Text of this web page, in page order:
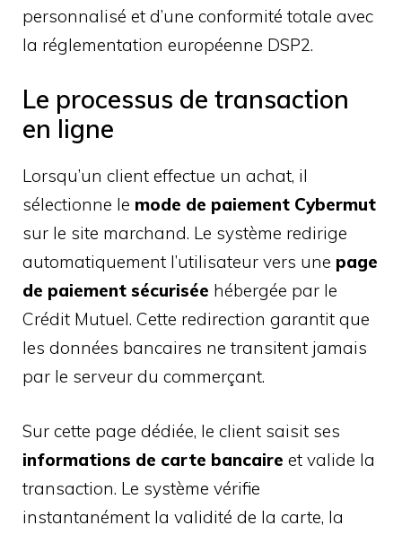
personnalisé et d’une conformité totale avec
la réglementation européenne DSP2.
Le processus de transaction
en ligne
Lorsqu’un client effectue un achat, il
sélectionne le mode de paiement Cybermut
sur le site marchand. Le système redirige
automatiquement l’utilisateur vers une page
de paiement sécurisée hébergée par le
Crédit Mutuel. Cette redirection garantit que
les données bancaires ne transitent jamais
par le serveur du commerçant.
Sur cette page dédiée, le client saisit ses
informations de carte bancaire et valide la
transaction. Le système vérifie
instantanément la validité de la carte, la